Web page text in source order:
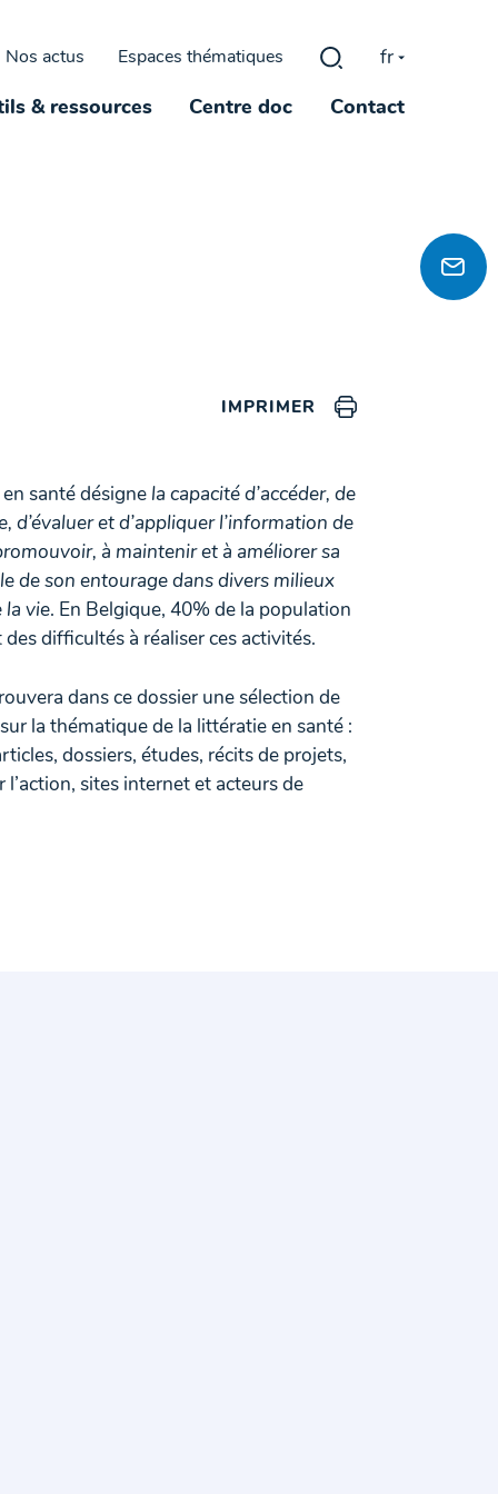
Nos actus Espaces thématiques Rechercher :
fr
& ressources Centre doc Contact
IMPRIMER
santé désigne la capacité d’accéder, de
d’évaluer et d’appliquer l’information de
à maintenir et à améliorer sa
de son entourage dans divers milieux
la vie. En Belgique, 40% de la population
difficultés à réaliser ces activités.
dans ce dossier une sélection de
la thématique de la littératie en santé :
dossiers, études, récits de projets,
l’action, sites internet et acteurs de